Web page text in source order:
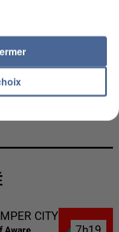
CITY